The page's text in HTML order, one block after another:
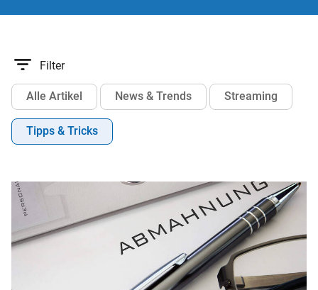
Filter
Alle Artikel News & Trends Streaming
Tipps & Tricks